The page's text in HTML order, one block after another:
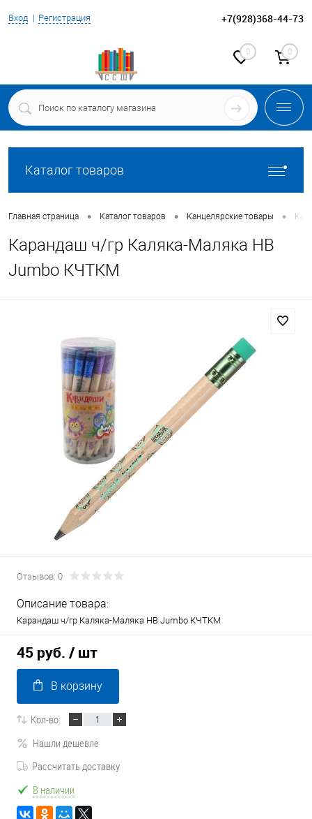
Вход Регистрация +7(928)368-44-73
0 0
Каталог товаров
Главная страница • Каталог товаров • Канцелярские товары •
Карандаш ч/гр Каляка-Маляка НВ
Jumbo КЧТКМ
Отзывов: 0
Описание товара:
Карандаш ч/гр Каляка-Маляка НВ Jumbo КЧТКМ
45 руб. / шт
В корзину
Кол-во:
Нашли дешевле
Рассчитать доставку
В наличии